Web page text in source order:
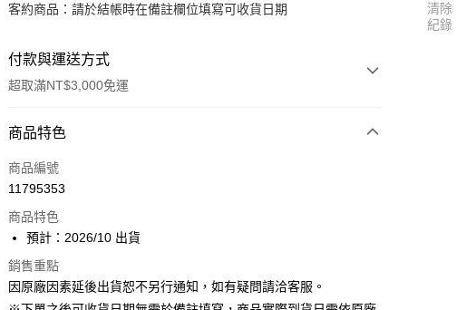
客約商品：請於結帳時在備註欄位填寫可收貨日期
付款與運送方式
超取滿NT$3,000免運
付款方式
信用卡一次付款
Apple Pay
ATM付款
商品特色
商品編號
11795353
商品特色
預計：2026/10 出貨
銷售重點
因原廠因素延後出貨恕不另行通知，如有疑問請洽客服。
清除
紀錄